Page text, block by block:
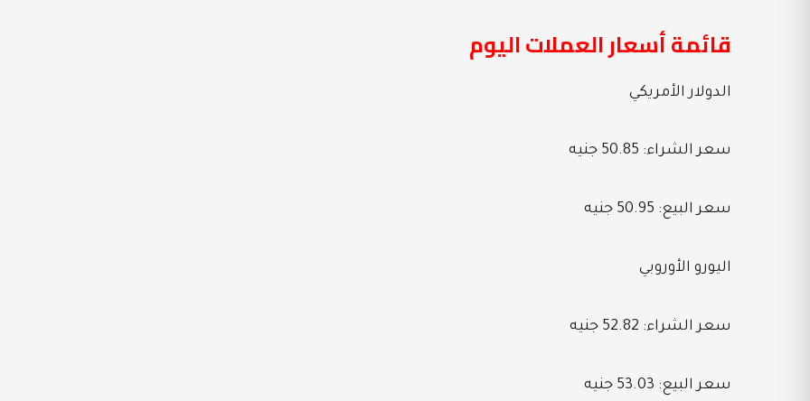
قائمة أسعار العملات اليوم
الدولار الأمريكي
سعر الشراء: 50.85 جنيه
سعر البيع: 50.95 جنيه
اليورو الأوروبي
سعر الشراء: 52.82 جنيه
سعر البيع: 53.03 جنيه